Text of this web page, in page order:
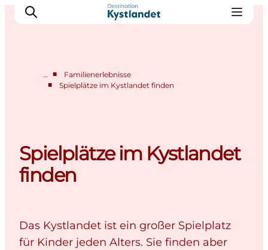
Camping
… ■
Familienerlebnisse
■
Spielplätze im Kystlandet finden
Spielplätze im Kystlandet
finden
Das Kystlandet ist ein großer Spielplatz
für Kinder jeden Alters. Sie finden aber